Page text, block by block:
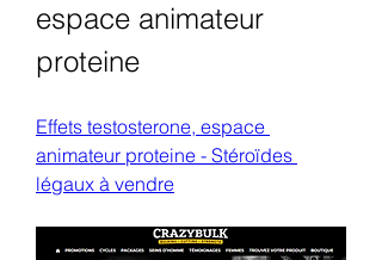
espace animateur
proteine
Effets testosterone, espace
animateur proteine - Stéroïdes
légaux à vendre